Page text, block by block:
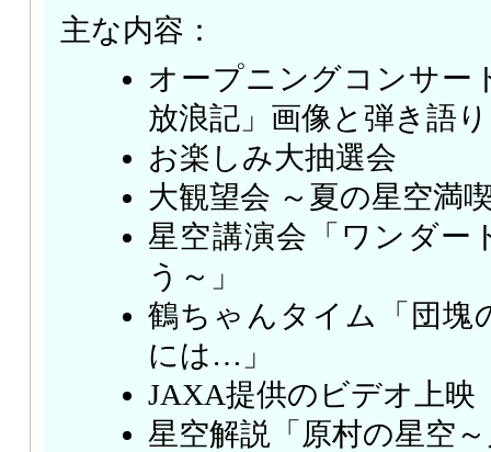
主な内容：
オープニングコンサー
放浪記」画像と弾き語り
お楽しみ大抽選会
大観望会 ～夏の星空満
星空講演会「ワンダー
う～」
鶴ちゃんタイム「団塊
には…」
JAXA提供のビデオ上映
星空解説「原村の星空